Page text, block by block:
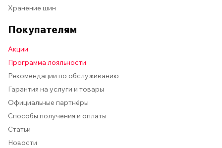
Хранение шин
Покупателям
Акции
Программа лояльности
Рекомендации по обслуживанию
Гарантия на услуги и товары
Официальные партнёры
Способы получения и оплаты
Статьи
Новости